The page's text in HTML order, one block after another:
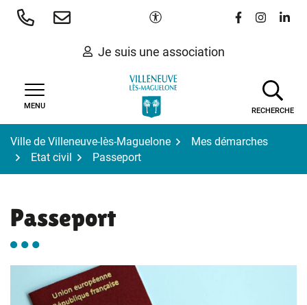
Aller
Paramètres d'accessibilité
Lien vers le
Lien vers
Lien
Je suis une association
MENU
RECHERCHE
Ville de Villeneuve-lès-Maguelone
Mes démarches
Etat civil
Passeport
Passeport